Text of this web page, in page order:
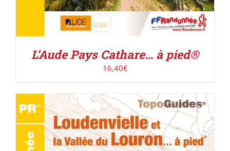
L’Aude Pays Cathare… à pied®
16,40€